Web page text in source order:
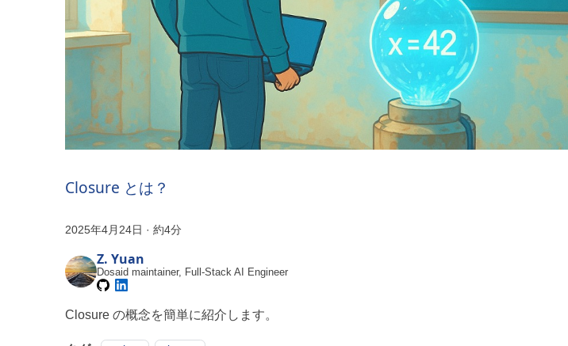
Closure とは？
2025年4月24日 ·約4分
Z. Yuan
Dosaid maintainer, Full-Stack AI Engineer
Closure の概念を簡単に紹介します。